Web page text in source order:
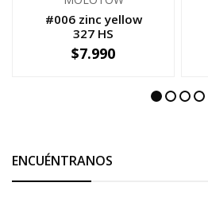
#006 zinc yellow
327 HS
+
$7.990
ENCUÉNTRANOS